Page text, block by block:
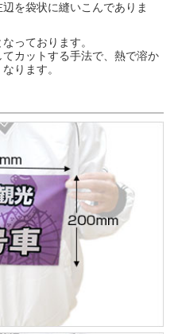
を袋状に縫いこんでありま
っております。
カットする手法で、熱で溶か
ります。